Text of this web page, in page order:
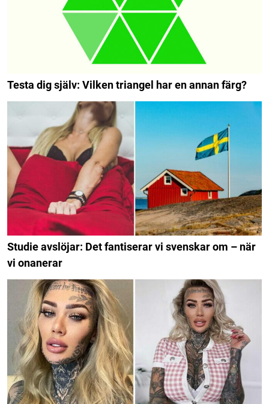
Testa dig själv: Vilken triangel har en annan färg?
Studie avslöjar: Det fantiserar vi svenskar om – när
vi onanerar